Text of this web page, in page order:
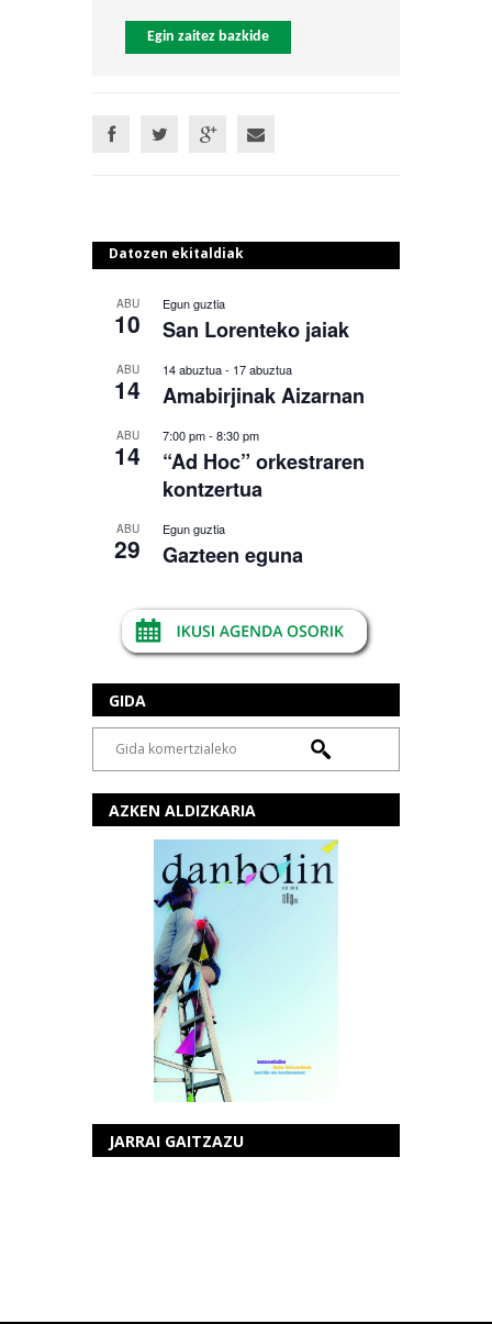
Egin zaitez bazkide
Datozen ekitaldiak
ABU
10
Egun guztia
San Lorenteko jaiak
ABU
14
14 abuztua- 17 abuztua
Amabirjinak Aizarnan
ABU
14
7:00 pm- 8:30 pm
“Ad Hoc” orkestraren
kontzertua
ABU
29
Egun guztia
Gazteen eguna
GIDA
AZKEN ALDIZKARIA
JARRAI GAITZAZU